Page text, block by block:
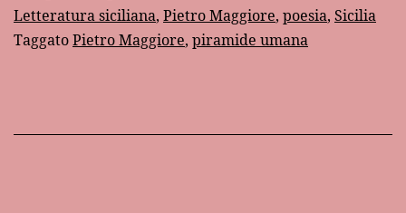
Letteratura siciliana, Pietro Maggiore, poesia, Sicilia
TaggatoPietro Maggiore, piramide umana